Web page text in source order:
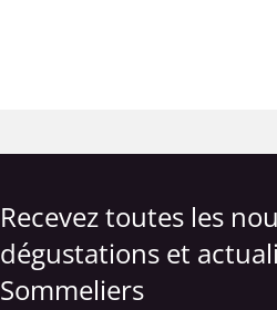
Recevez toutes les
dégustations et
Sommeliers